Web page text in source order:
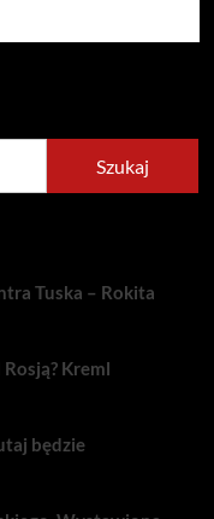
Szukaj
Tuska – Rokita
Kreml
będzie